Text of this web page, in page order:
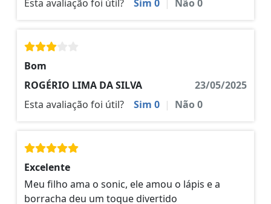
Esta avaliação foi útil?
Sim 0 | Não0
Bom
ROGÉRIO LIMA DA SILVA
23/05/2025
Esta avaliação foi útil?
Sim 0 | Não0
Excelente
Meu filho ama o sonic, ele amou o lápis e a
borracha deu um toque divertido